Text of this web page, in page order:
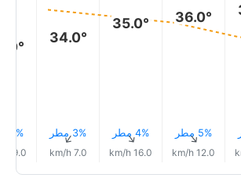
36.0°
5% مطر↑
12.0 km/h
35.0°
4% مطر↑
16.0 km/h
34.0°
3% مطر↑
7.0 km/h
3% مطر
19.0 km/h